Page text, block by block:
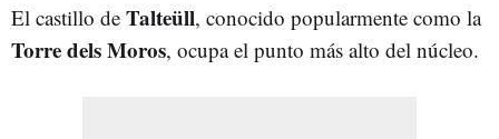
El castillo de Talteüll, conocido popularmente como la
Torre dels Moros, ocupa el punto más alto del núcleo.